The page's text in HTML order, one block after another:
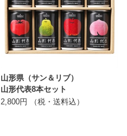
山形県（サン＆リブ）
山形代表8本セット
2,800円 （税・送料込）